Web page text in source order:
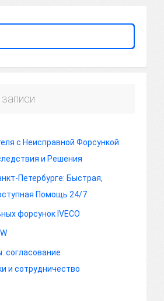
с Неисправной Форсункой:
и Решения
Петербурге: Быстрая,
Помощь 24/7
форсунок IVECO
согласование
и сотрудничество